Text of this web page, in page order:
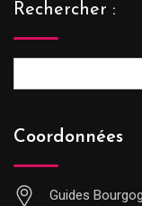
Rechercher :
Coordonnées
Guides